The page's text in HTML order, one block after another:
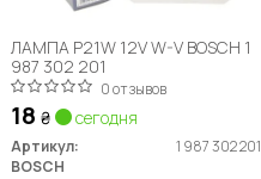
ЛАМПА P21W 12V W-V BOSCH 1
987 302 201
0 отзывов
18 ₴ сегодня
Артикул:
1 987 302 201
BOSCH